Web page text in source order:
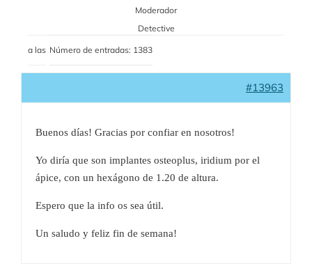
Moderador
Detective
a las Número de entradas: 1383
#13963
Buenos días! Gracias por confiar en nosotros!
Yo diría que son implantes osteoplus, iridium por el
ápice, con un hexágono de 1.20 de altura.
Espero que la info os sea útil.
Un saludo y feliz fin de semana!